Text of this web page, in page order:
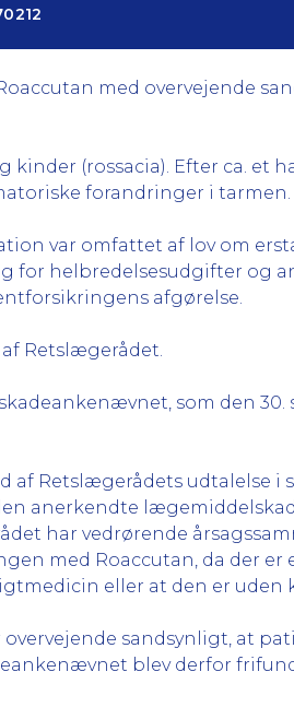
med overvejende
(rossacia). Efter ca. et
forandringer i tarmen.
var omfattet af lov om
for helbredelsesudgifter og
afgørelse.
Retslægerådet.
som den 30.
af Retslægerådets udtalelse i
anerkendte
har vedrørende
med Roaccutan, da der er
eller at den er uden
sandsynligt, at
blev derfor